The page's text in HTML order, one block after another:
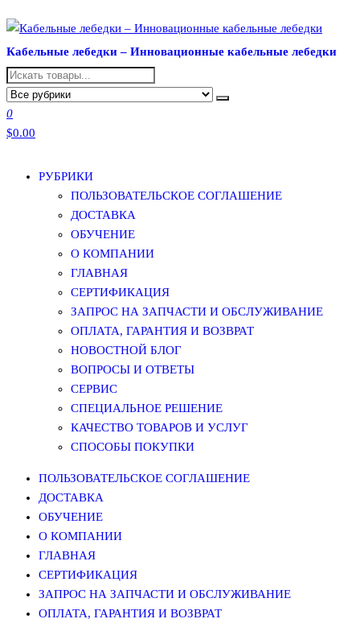
к
содержимому
Кабельные лебедки – Инновационные кабельные лебедки
0
$0.00
РУБРИКИ
ПОЛЬЗОВАТЕЛЬСКОЕ СОГЛАШЕНИЕ
ДОСТАВКА
ОБУЧЕНИЕ
О КОМПАНИИ
ГЛАВНАЯ
СЕРТИФИКАЦИЯ
ЗАПРОС НА ЗАПЧАСТИ И ОБСЛУЖИВАНИЕ
ОПЛАТА, ГАРАНТИЯ И ВОЗВРАТ
НОВОСТНОЙ БЛОГ
ВОПРОСЫ И ОТВЕТЫ
СЕРВИС
СПЕЦИАЛЬНОЕ РЕШЕНИЕ
КАЧЕСТВО ТОВАРОВ И УСЛУГ
СПОСОБЫ ПОКУПКИ
ПОЛЬЗОВАТЕЛЬСКОЕ СОГЛАШЕНИЕ
ДОСТАВКА
ОБУЧЕНИЕ
О КОМПАНИИ
ГЛАВНАЯ
СЕРТИФИКАЦИЯ
ЗАПРОС НА ЗАПЧАСТИ И ОБСЛУЖИВАНИЕ
ОПЛАТА, ГАРАНТИЯ И ВОЗВРАТ